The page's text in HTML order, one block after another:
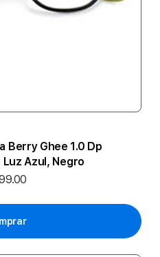
Berry Ghee 1.0 Dp
Azul, Negro